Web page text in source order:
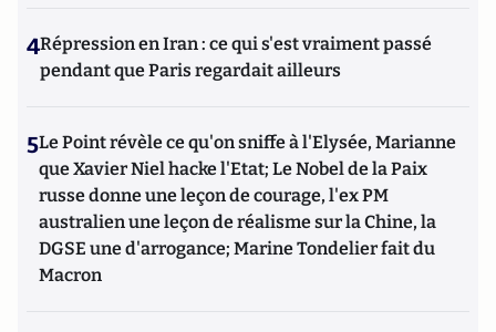
4Répression en Iran : ce qui s'est vraiment passé
pendant que Paris regardait ailleurs
5Le Point révèle ce qu'on sniffe à l'Elysée, Marianne
que Xavier Niel hacke l'Etat; Le Nobel de la Paix
russe donne une leçon de courage, l'ex PM
australien une leçon de réalisme sur la Chine, la
DGSE une d'arrogance; Marine Tondelier fait du
Macron